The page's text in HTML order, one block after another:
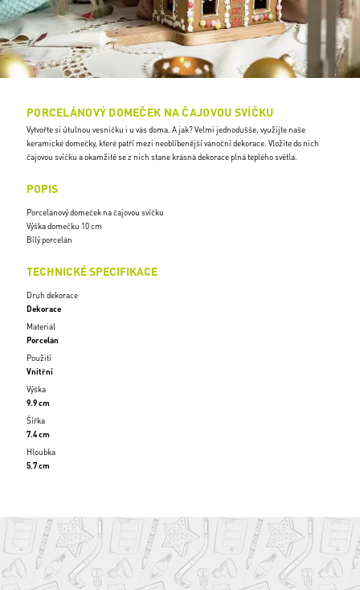
PORCELÁNOVÝ DOMEČEK NA ČAJOVOU SVÍČKU
Vytvořte si útulnou vesničku i u vás doma. A jak? Velmi jednodušše, využijte naše
keramické domečky, které patří mezi neoblíbenější vánoční dekorace. Vložíte do nich
čajovou svíčku a okamžitě se z nich stane krásná dekorace plná teplého světla.
POPIS
Porcelánový domeček na čajovou svíčku
Výška domečku 10 cm
Bílý porcelán
TECHNICKÉ SPECIFIKACE
Druh dekorace
Dekorace
Materiál
Porcelán
Použití
Vnitřní
Výška
9.9 cm
Šířka
7.4 cm
Hloubka
5.7 cm